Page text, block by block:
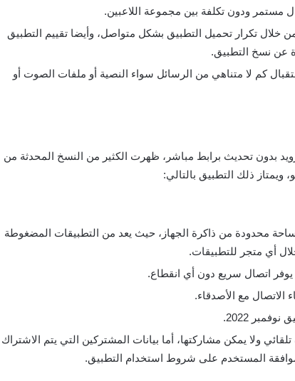
مستمر ودون تكلفة بين مجموعة اللاعبين.
تكرار تحميل التطبيق بشكل متواصل، وأيضا تقييم التطبيق
عن نسخ التطبيق.
كم لا متناهي من الرسائل سواء النصية أو ملفات الصوت أو
بدون تحديث برابط مباشر، ظهرت الكثير من النسخ المحدثة من
ذلك التطبيق بالتالي:
محدودة من ذاكرة الجهاز، حيث يعد من التطبيقات المضغوطة
أي متجر للتطبيقات.
اتصال سريع دون أي انقطاع.
2022.
ولا يمكن مشاركتها، أما بيانات المشتركين التي يتم الاشتراك
المستخدم على شروط استخدام التطبيق.